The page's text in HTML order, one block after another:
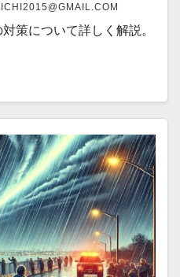
策について詳しく解説。